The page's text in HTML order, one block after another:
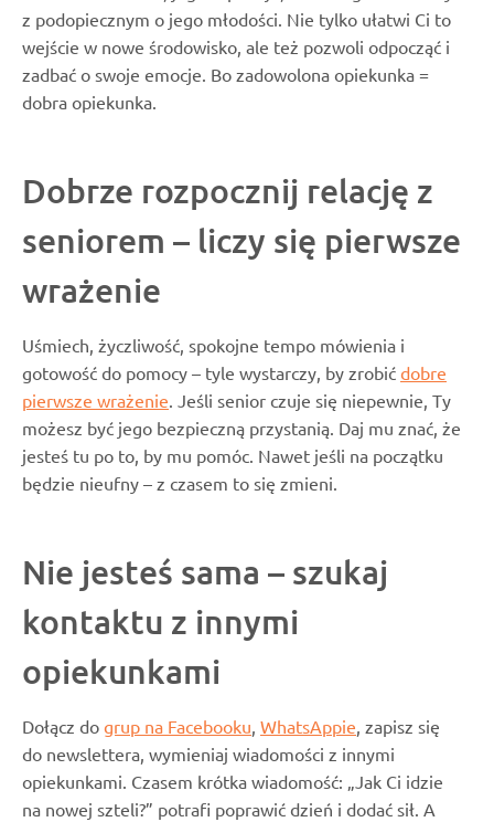
z podopiecznym o jego młodości. Nie tylko ułatwi Ci to
wejście w nowe środowisko, ale też pozwoli odpocząć i
zadbać o swoje emocje. Bo zadowolona opiekunka =
dobra opiekunka.
Dobrze rozpocznij relację z
seniorem – liczy się pierwsze
wrażenie
Uśmiech, życzliwość, spokojne tempo mówienia i
gotowość do pomocy – tyle wystarczy, by zrobić dobre
pierwsze wrażenie. Jeśli senior czuje się niepewnie, Ty
możesz być jego bezpieczną przystanią. Daj mu znać, że
jesteś tu po to, by mu pomóc. Nawet jeśli na początku
będzie nieufny – z czasem to się zmieni.
Nie jesteś sama – szukaj
kontaktu z innymi
opiekunkami
Dołącz do grup na Facebooku, WhatsAppie, zapisz się
do newslettera, wymieniaj wiadomości z innymi
opiekunkami. Czasem krótka wiadomość: „Jak Ci idzie
na nowej szteli?” potrafi poprawić dzień i dodać sił. A